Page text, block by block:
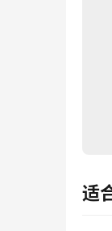
适